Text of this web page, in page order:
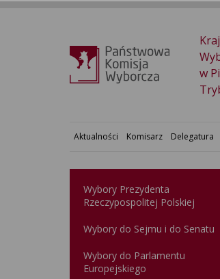
w
Aktualności Komisarz Delegatura
Wybory Prezydenta
Rzeczypospolitej Polskiej
Wybory do Sejmu i do Senatu
Wybory do Parlamentu
Europejskiego